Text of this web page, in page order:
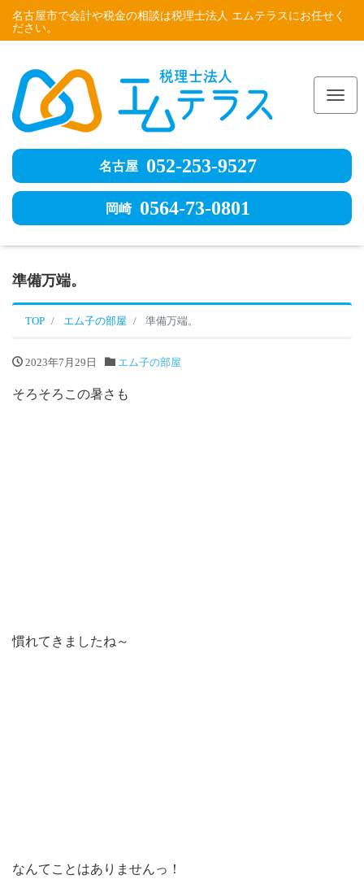
名古屋市で会計や税金の相談は税理士法人 エムテラスにお任せく
ださい。
名古屋 052-253-9527
岡崎 0564-73-0801
準備万端。
TOP エム子の部屋 準備万端。
2023年7月29日 エム子の部屋
そろそろこの暑さも
慣れてきましたね～
なんてことはありませんっ！